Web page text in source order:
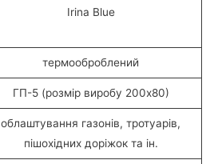
Irina Blue
термооброблений
ГП-5 (розмір виробу 200х80)
облаштування газонів, тротуарів,
пішохідних доріжок та ін.